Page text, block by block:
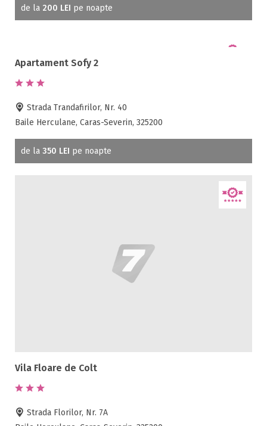
de la 200 LEI pe noapte
Apartament Sofy 2
Strada Trandafirilor, Nr. 40
Baile Herculane, Caras-Severin, 325200
de la 350 LEI pe noapte
Vila Floare de Colt
Strada Florilor, Nr. 7A